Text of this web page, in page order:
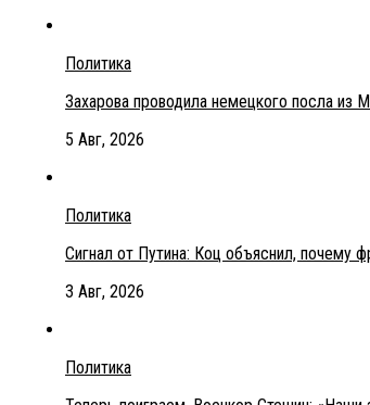
Политика
Захарова проводила немецкого посла из
5 Авг, 2026
Политика
Сигнал от Путина: Коц объяснил, почему
3 Авг, 2026
Политика